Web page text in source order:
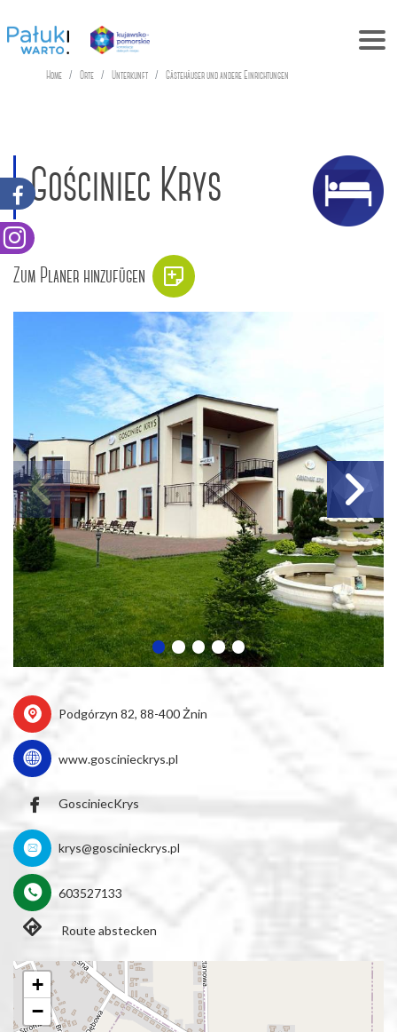
Home Orte Unterkunft Gästehäuser und andere Einrichtungen
Gościniec Krys
Zum Planer hinzufügen
Podgórzyn 82, 88-400 Żnin
www.goscinieckrys.pl
GosciniecKrys
krys@goscinieckrys.pl
603527133
Route abstecken
+
−